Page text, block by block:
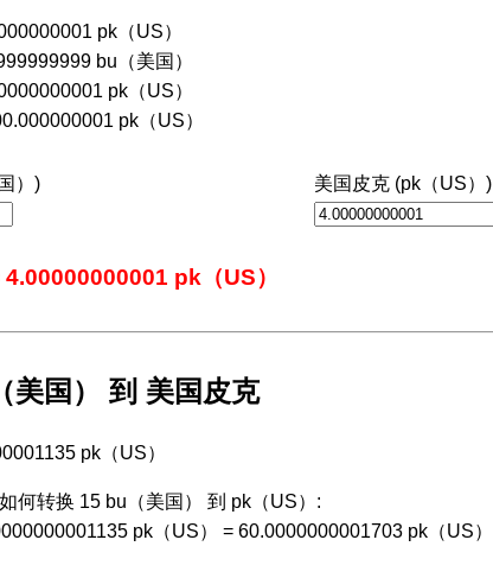
pk（US）
bu（美国）
pk（US）
pk（US）
）) 美国皮克 (pk（US）)
pk（US）
美国） 到 美国皮克
pk（US）
如何转换 15 bu（美国） 到 pk（US）:
pk（US） = 60.0000000001703 pk（US）